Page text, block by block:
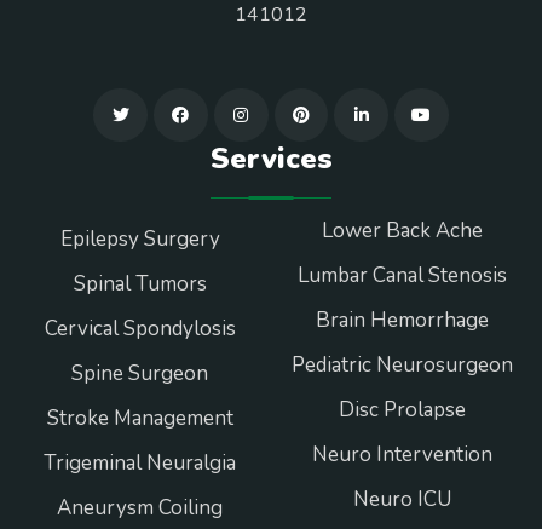
141012
Services
Epilepsy Surgery
Spinal Tumors
Cervical Spondylosis
Spine Surgeon
Stroke Management
Trigeminal Neuralgia
Aneurysm Coiling
Lower Back Ache
Lumbar Canal Stenosis
Brain Hemorrhage
Pediatric Neurosurgeon
Disc Prolapse
Neuro Intervention
Neuro ICU